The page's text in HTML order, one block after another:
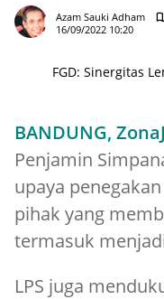
Azam Sauki Adham
16/09/2022 10:20
FGD: Sinergitas
BANDUNG,
Penjamin
upaya
pihak yang
termasuk
LPS juga